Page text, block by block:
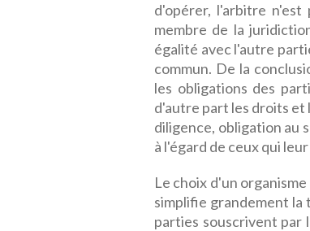
d'opérer, l'arbitre
membre de la
égalité avec l'autre
commun. De la
les obligations des
d'autre part les droits et
diligence, obligation au
à l'égard de ceux qui
Le choix d'un
simplifie grandement la
parties souscrivent par